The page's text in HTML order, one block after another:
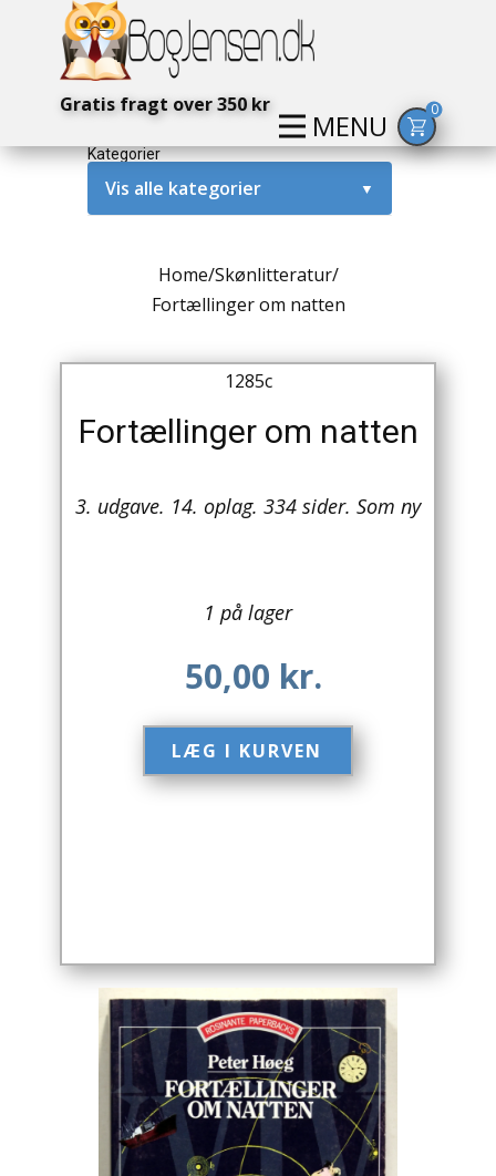
MENU
Gratis fragt over 350 kr 0
Kategorier
Vis alle kategorier ▼
Amerika / USA
Antikke / Specielle Bøger
Antikviteter
Biografier / Erindringer
Børnebøger
Drikkevare / Øl / Vin
Engelsk
Erhverv
Europa
Home/Skønlitteratur/
Fortællinger om natten
1285c
Fortællinger om natten
3. udgave. 14. oplag. 334 sider. Som ny
1 på lager
50,00 kr.
LÆG I KURVEN​